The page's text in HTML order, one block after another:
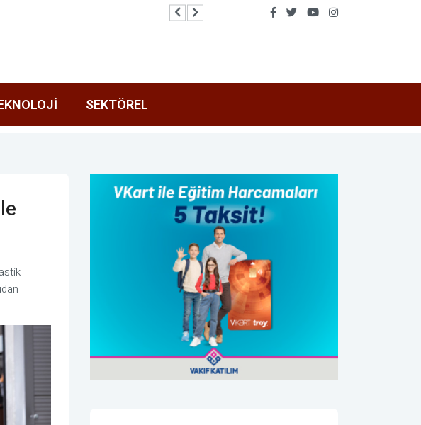
2026 Air Badminton Türkiye Şampiyonası
SEKTÖREL